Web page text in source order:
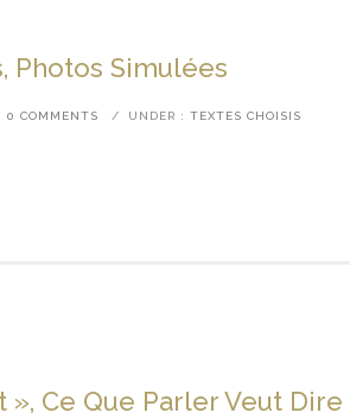
Photos Simulées
0 COMMENTS / UNDER : TEXTES CHOISIS
Ce Que Parler Veut Dire